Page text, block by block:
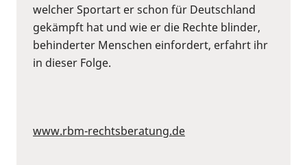
welcher Sportart er schon für Deutschland
gekämpft hat und wie er die Rechte blinder,
behinderter Menschen einfordert, erfahrt ihr
in dieser Folge.
www.rbm-rechtsberatung.de